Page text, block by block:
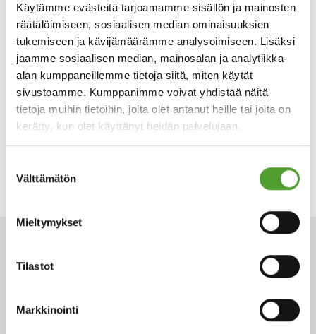
Käytämme evästeitä tarjoamamme sisällön ja mainosten
räätälöimiseen, sosiaalisen median ominaisuuksien
tukemiseen ja kävijämäärämme analysoimiseen. Lisäksi
jaamme sosiaalisen median, mainosalan ja analytiikka-
alan kumppaneillemme tietoja siitä, miten käytät
sivustoamme. Kumppanimme voivat yhdistää näitä
tietoja muihin tietoihin, joita olet antanut heille tai joita on
kerätty, kun olet käyttänyt heidän palvelujaan.
valinta
Välttämätön
Mieltymykset
Tilastot
Markkinointi
ARTIKKELIT